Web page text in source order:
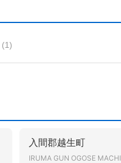
(1)
入間郡越生町
IRUMA GUN OGOSE MACHI